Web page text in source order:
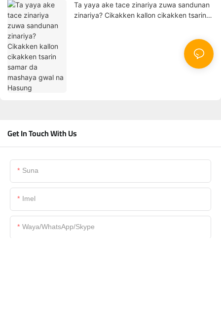
Ta yaya ake tace zinariya zuwa sandunan
zinariya? Cikakken kallon cikakken tsarin
Get In Touch With Us
Suna
Imel
Waya/WhatsApp/Skype